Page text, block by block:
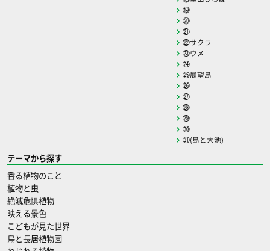
⑲
⑳
㉑
㉒サクラ
㉓ウメ
㉔
㉕展望島
㉖
㉗
㉘
㉙
㉚
㉛(島と大池)
テーマから探す
香る植物のこと
植物と虫
絶滅危惧植物
映える景色
こどもが見た世界
鳥と長居植物園